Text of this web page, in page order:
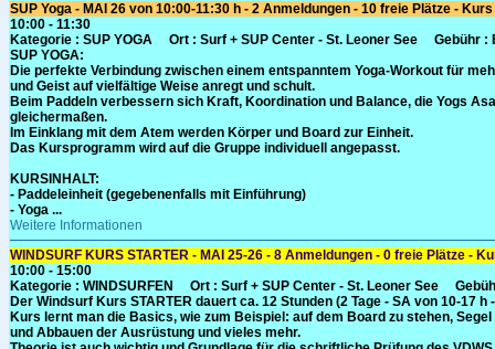
SUP Yoga - MAI 26 von 10:00-11:30 h - 2 Anmeldungen - 10 freie Plätze -
10:00 - 11:30
Kategorie : SUP YOGA Ort : Surf + SUP Center - St. Leoner See Gebühr :
SUP YOGA:
Die perfekte Verbindung zwischen einem entspanntem Yoga-Workout für
und Geist auf vielfältige Weise anregt und schult.
Beim Paddeln verbessern sich Kraft, Koordination und Balance, die Yogs
gleichermaßen.
Im Einklang mit dem Atem werden Körper und Board zur Einheit.
Das Kursprogramm wird auf die Gruppe individuell angepasst.
KURSINHALT:
- Paddeleinheit (gegebenenfalls mit Einführung)
- Yoga ...
Weitere Informationen
WINDSURF KURS STARTER - MAI 25-26 - 8 Anmeldungen - 0 freie Plätze -
10:00 - 15:00
Kategorie : WINDSURFEN Ort : Surf + SUP Center - St. Leoner See
Der Windsurf Kurs STARTER dauert ca. 12 Stunden (2 Tage - SA von 10-
Kurs lernt man die Basics, wie zum Beispiel: auf dem Board zu stehen,
und Abbauen der Ausrüstung und vieles mehr.